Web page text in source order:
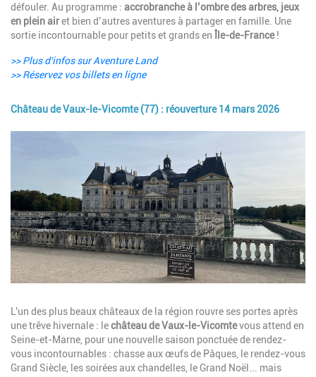
défouler. Au programme : accrobranche à l’ombre des arbres, jeux
en plein airet bien d’autres aventures à partager en famille. Une
sortie incontournable pour petits et grands en
Île-de-France!
>> Plus d'infos sur Aventure Land
>> Réservez vos billets en ligne
Château de Vaux-le-Vicomte (77) : réouverture 14 mars 2026
Description
L'un des plus beaux châteaux de la région rouvre ses portes après
une trêve hivernale : lechâteau de Vaux-le-Vicomtevous attend en
Seine-et-Marne, pour une nouvelle saison ponctuée de rendez-
vous incontournables : chasse aux œufs de Pâques, le rendez-vous
Grand Siècle, les soirées aux chandelles, le Grand Noël... mais